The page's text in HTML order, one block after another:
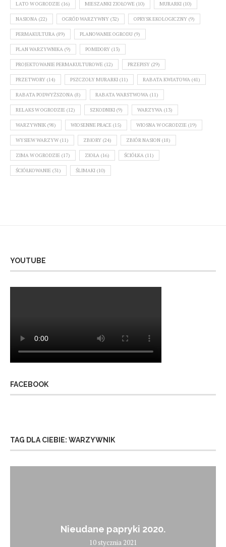
LATO W OGRODZIE (16) MIESZANKI ZIOŁOWE (10) MURARKI (10)
NASIONA (22) OGRÓD WARZYWNY (32) OPRYSK EKOLOGICZNY (9)
PERMAKULTURA (89) PLANOWANIE OGRODU (9)
PLAN WARZYWNIKA (9) POMIDORY (13)
PROJEKTOWANIE PERMAKULTUROWE (12) PRZEPISY (29)
PRZETWORY (14) PSZCZOŁY MURARKI (11) RABATA KWIATOWA (41)
RABATA PODWYŻSZONA (8) RABATA WARSTWOWA (11)
RELAKS W OGRODZIE (12) SZKODNIKI (9) WARZYWA (13)
WARZYWNIK (98) WIOSENNE PRACE (15) WIOSNA W OGRODZIE (19)
WYSIEW WARZYW (11) ZBIORY (24) ZBIÓR NASION (18)
ZIMA W OGRODZIE (17) ZIOŁA (16) ŚCIÓŁKA (11)
ŚCIÓŁKOWANIE (31) ŚLIMAKI (10)
YOUTUBE
FACEBOOK
TAG DLA CIEBIE: WARZYWNIK
Nieudane papryki 2020.
10 stycznia 2021